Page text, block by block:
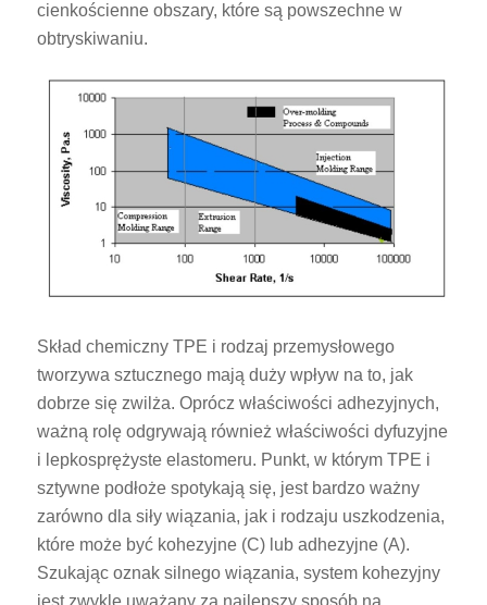
cienkościenne obszary, które są powszechne w
obtryskiwaniu.
Skład chemiczny TPE i rodzaj przemysłowego
tworzywa sztucznego mają duży wpływ na to, jak
dobrze się zwilża. Oprócz właściwości adhezyjnych,
ważną rolę odgrywają również właściwości dyfuzyjne
i lepkosprężyste elastomeru. Punkt, w którym TPE i
sztywne podłoże spotykają się, jest bardzo ważny
zarówno dla siły wiązania, jak i rodzaju uszkodzenia,
które może być kohezyjne (C) lub adhezyjne (A).
Szukając oznak silnego wiązania, system kohezyjny